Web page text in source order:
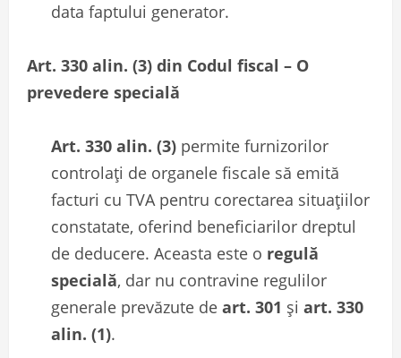
data faptului generator.
Art. 330 alin. (3) din Codul fiscal – O
prevedere specială
Art. 330 alin. (3) permite furnizorilor
controlați de organele fiscale să emită
facturi cu TVA pentru corectarea situațiilor
constatate, oferind beneficiarilor dreptul
de deducere. Aceasta este o regulă
specială, dar nu contravine regulilor
generale prevăzute de art. 301 și art. 330
alin. (1).